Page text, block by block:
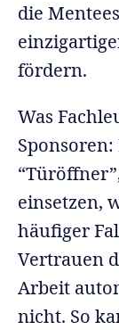
die
fördern.
Was
einsetzen,
häufiger
Vertrauen
Arbeit
nicht. So